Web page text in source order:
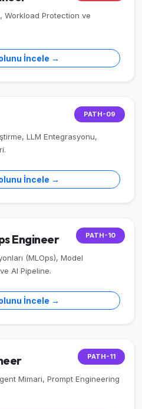
Workload Protection ve
İncele →
PATH-09
LLM Entegrasyonu,
İncele →
PATH-10
Engineer
(MLOps), Model
AI Pipeline.
İncele →
PATH-11
Mimari, Prompt Engineering